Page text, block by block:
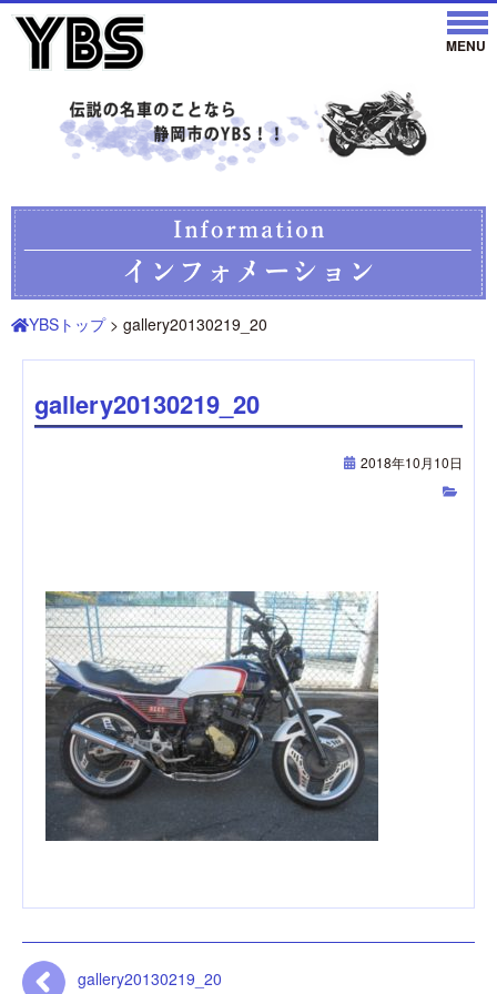
YBSトップ> gallery20130219_20
gallery20130219_20
2018年10月10日
gallery20130219_20